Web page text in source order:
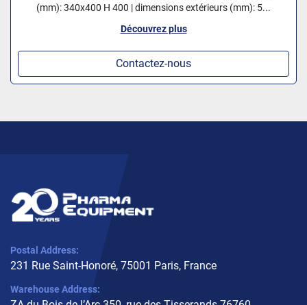
(mm): 340x400 H 400 | dimensions extérieurs (mm): 5...
Découvrez plus
Contactez-nous
Postal Address:
231 Rue Saint-Honoré, 75001 Paris, France
Warehouse Address: